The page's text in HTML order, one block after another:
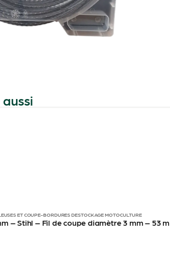
ET COUPE-BORDURESDESTOCKAGE MOTOCULTURE
– Stihl – Fil de coupe diamètre 3 mm – 53 m